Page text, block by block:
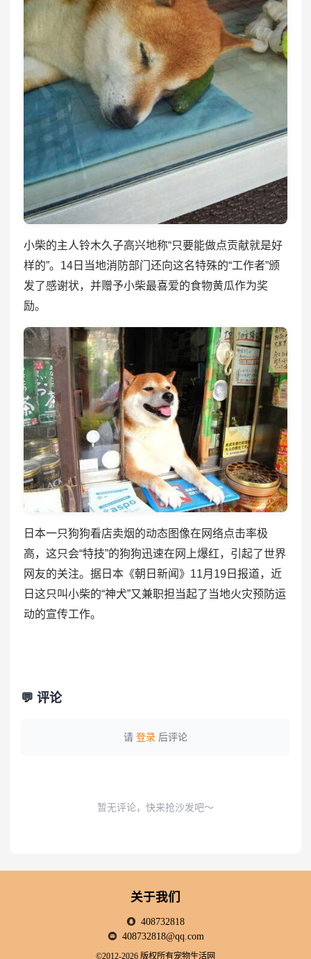
小柴的主人铃木久子高兴地称“只要能做点贡献就是好
样的”。14日当地消防部门还向这名特殊的“工作者”颁
发了感谢状，并赠予小柴最喜爱的食物黄瓜作为奖
励。
日本一只狗狗看店卖烟的动态图像在网络点击率极
高，这只会“特技”的狗狗迅速在网上爆红，引起了世界
网友的关注。据日本《朝日新闻》11月19日报道，近
日这只叫小柴的“神犬”又兼职担当起了当地火灾预防运
动的宣传工作。
💬 评论
请 登录 后评论
暂无评论，快来抢沙发吧～
关于我们
408732818
408732818@qq.com
©2012-2026 版权所有宠物生活网